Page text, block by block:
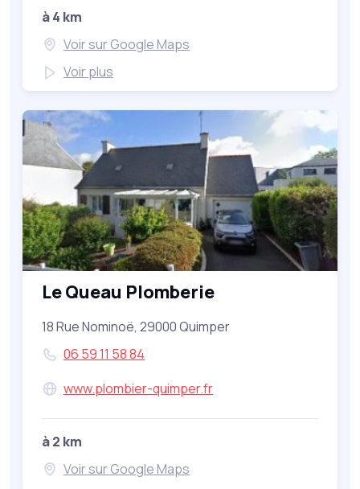
à 4 km
Voir sur Google Maps
Voir plus
Le Queau Plomberie
18 Rue Nominoë, 29000 Quimper
06 59 11 58 84
www.plombier-quimper.fr
à 2 km
Voir sur Google Maps